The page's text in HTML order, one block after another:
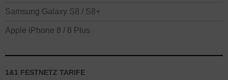
Samsung Galaxy S8 / S8+
Apple iPhone 8 / 8 Plus
1&1 FESTNETZ TARIFE